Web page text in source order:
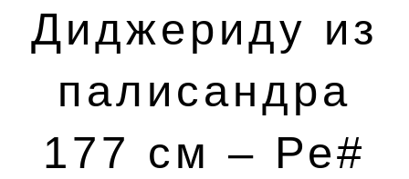
Диджериду из
палисандра
177 см – Ре#